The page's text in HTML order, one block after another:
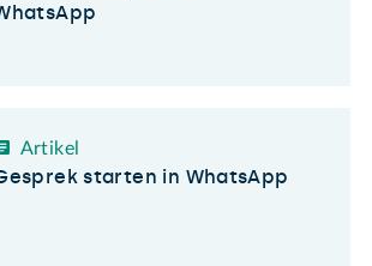
Artikel
starten in WhatsApp